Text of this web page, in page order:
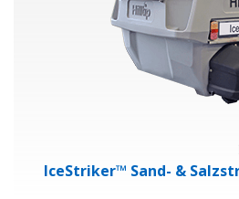
IceStriker™ Sand- &